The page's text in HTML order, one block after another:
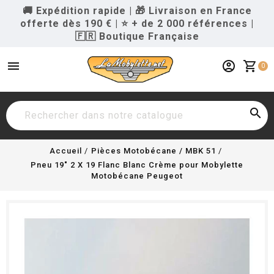
🚚 Expédition rapide | 🎁 Livraison en France
offerte dès 190 € | ⭐ + de 2 000 références |
🇫🇷 Boutique Française
menu shopping_cart 0
account_circle

Accueil
Pièces Motobécane / MBK 51
Pneu 19" 2 X 19 Flanc Blanc Crème pour Mobylette
Motobécane Peugeot